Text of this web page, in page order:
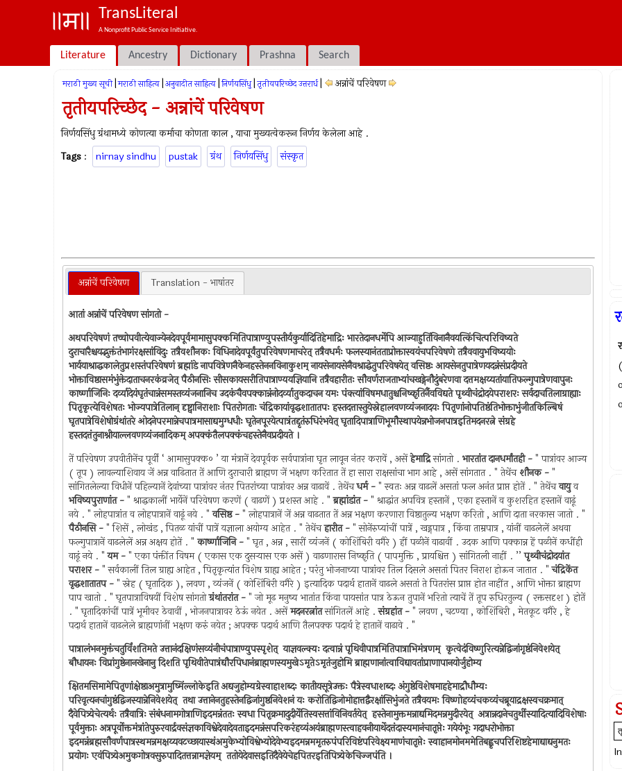
TransLiteral
A Nonprofit Public Service Initiative.
Literature Ancestry Dictionary Prashna Search
मराठी मुख्य सूची मराठी साहित्य अनुवादीत साहित्य निर्णयसिंधु तृतीयपरिच्छेद उत्तरार्ध अन्नांचें परिवेषण
तृतीयपरिच्छेद - अन्नांचें परिवेषण
निर्णयसिंधु ग्रंथामध्ये कोणत्या कर्माचा कोणता काल , याचा मुख्यत्वेकरून निर्णय केलेला आहे .
Tags : nirnay sindhu pustak ग्रंथ निर्णयसिंधु संस्कृत
अन्नांचें परिवेषण Translation - भाषांतर
आतां अन्नांचें परिवेषण सांगतो -
अथपरिवेषणं तच्चोपवीत्येवाज्येनदेवपूर्वमामासुपक्कमितिपात्राण्युपस्तीर्यकुर्यादितिहेमाद्रिः भारतेदानधर्मेपि आज्याहुतिंविनानैवयत्किंचित्परिविष्यते
दुराचारैश्चयद्भुक्तंतंभागंरक्षसांविदुः तत्रैवशौनकः विधिनादेवपूर्वंतुपरिवेषणमाचरेत् तत्रैवधर्मः फलस्यानंतताप्रोक्तास्वयंचपरिवेषणे तत्रैववायुभविष्ययोः
भार्ययाश्राद्धकालेतुप्रशस्तंपरिवेषणं ब्रह्मांडे नापवित्रेणनैकेनहस्तेननविनाकुशम् नायसेनायसेनैवश्राद्धेतुपरिवेषयेत् वसिष्ठः आयसेनतुपात्रेणयदन्नंसंप्रदीयते
भोक्ताविष्ठासमंभुंक्तेदाताचनरकंव्रजेत् पैठीनसिः सीसकायसरीतिपात्राण्ययज्ञियानि तत्रैवहारीतः सौवर्णराजताभ्यांचखड्गेनौदुंबरेणवा दत्तमक्षय्यतांयातिफल्गुपात्रेणवापुनः
कार्ष्णाजिनिः दर्व्यादेयंघृतंचान्नंसमस्तव्यंजनानिच उदकंचैवपक्कान्नंनोदर्व्यातुकदाचन यमः पंक्त्यांविषमधातुश्चनिष्कृतिर्नैवविद्यते पृथ्वीचंद्रोदयेपराशरः सर्वदाचतिलाग्राह्याः
पितृकृत्येविशेषतः भोज्यपात्रेतिलान् दृष्ट्वानिराशाः पितरोगताः चंद्रिकायांवृद्धशातातपः हस्तदत्तास्तुयेस्नेहालवणव्यंजनादयः पितृणांनोपतिष्ठंतिभोक्ताभुंजीतकिल्बिषं
घृतपात्रेविशेषोग्रंथांतरे ओदनेपरमान्नेचपात्रमासाद्यमुग्धधीः घृतेनपूरयेत्पात्रंतद्दृतंरुधिरंभवेत् घृतादिपात्राणिभूमौस्थापयेन्नभोजनपात्रइतिमदनरत्ने संग्रहे
हस्तदत्तंतुनाश्नीयाल्लवणव्यंजनादिकम् अपक्कंतैलपक्कंचहस्तेनैवप्रदीयते ।
तें परिवेषण उपवीतीनेंच पूर्वीं ‘ आमासुपक्क० ’ या मंत्रानें देवपूर्वक सर्वपात्रांना घृत लावून नंतर करावें , असेंहेमाद्रिसांगतो . भारतांत दानधर्मांतही -" पात्रांवर आज्य
( तूप ) लावल्याशिवाय जें अन्न वाढितात तें आणि दुराचारी ब्राह्मण जें भक्षण करितात तें हा सारा राक्षसांचा भाग आहे , असें सांगतात . " तेथेंचशौनक -"
सांगितलेल्या विधीनें पहिल्यानें देवांच्या पात्रांवर नंतर पितरांच्या पात्रांवर अन्न वाढावें . तेथेंचधर्म -" स्वतः अन्न वाढलें असतां फल अनंत प्राप्त होतें . " तेथेंचवायुव
भविष्यपुराणांत -" श्राद्धकालीं भार्येनें परिवेषण करणें ( वाढणें ) प्रशस्त आहे . "ब्रह्मांडांत -" श्राद्धांत अपवित्र हस्तानें , एका हस्तानें व कुशरहित हस्तानें वाढूं
नये . " लोहपात्रांत व लोहपात्रानें वाढूं नये . "वसिष्ठ -" लोहपात्रानें जें अन्न वाढतात तें अन्न भक्षण करणारा विष्ठातुल्य भक्षण करितो , आणि दाता नरकास जातो . "
पैठीनसि -" शिसें , लोखंड , पितळ यांचीं पात्रें यज्ञाला अयोग्य आहेत . " तेथेंचहारीत -" सोनेंरुप्यांचीं पात्रें , खड्गपात्र , किंवा ताम्रपात्र , यांनीं वाढलेलें अथवा
फल्गुपात्रानें वाढलेलें अन्न अक्षय होतें . " कार्ष्णाजिनि -" घृत , अन्न , सारीं व्यंजनें ( कोशिंबिरी वगैरे ) हीं पळीनें वाढावीं . उदक आणि पक्कान्न हें पळीनें कधींही
वाढूं नये . "यम -" एका पंक्तींत विषम ( एकास एक दुसर्‍यास एक असें ) वाढणारास निष्कृति ( पापमुक्ति , प्रायश्चित्त ) सांगितली नाहीं . ’’पृथ्वीचंद्रोदयांत
पराशर -" सर्वकालीं तिल ग्राह्य आहेत , पितृकृत्यांत विशेष ग्राह्य आहेत ; परंतु भोजनाच्या पात्रांवर तिल दिसले असतां पितर निराश होऊन जातात . "चंद्रिकेंत
वृद्धशातातप -" स्नेह ( घृतादिक ), लवण , व्यंजनें ( कोशिंबिरी वगैरे ) इत्यादिक पदार्थ हातानें वाढले असतां ते पितरांस प्राप्त होत नाहींत , आणि भोक्ता ब्राह्मण
पाप खातो . " घृतपात्राविषयीं विशेष सांगतोग्रंथांतरांत -" जो मूढ मनुष्य भातांत किंवा पायसांत पात्र ठेऊन तुपानें भरितो त्याचें तें तूप रुधिरतुल्य ( रक्तसदृश ) होतें
. " घृतादिकांचीं पात्रें भूमीवर ठेवावीं , भोजनपात्रावर ठेऊं नयेत . असेंमदनरत्नांतसांगितलें आहे .संग्रहांत -" लवण , चटण्या , कोशिंबिरी , मेतकूट वगैरे , हे
पदार्थ हातानें वाढलेले ब्राह्मणांनीं भक्षण करुं नयेत ; अपक्क पदार्थ आणि तैलपक्क पदार्थ हे हातानें वाढावे . "
पात्रालंभनमुक्तंचतुर्विंशतिमते उत्तानंदक्षिणंसव्यंनीचंपात्राण्युपस्पृशेत् ‍ याज्ञवल्क्यः दत्वान्नं पृथिवीपात्रमितिपात्राभिमंत्रणम् ‍ कृत्वेदंविष्णुरित्यन्नेद्विजांगृष्ठंनिवेशयेत् ‍
बौधायनः विप्रांगुष्ठेनानखेनानु दिशति पृथिवीतेपात्रंद्यौरपिधानंब्राह्मणस्यमुखे‍ऽमृते‍ऽमृतंजुहोमि ब्राह्मणानांत्वाविद्यावतांप्राणापानयोर्जुहोम्य
क्षितमसिमामेपितृणांक्षेष्ठाअमुत्रामुष्मिंल्लोकेइति अद्यजुहोम्यग्रेस्वाहाशब्दः कातीयसूत्रेउक्तः पैत्रेस्वधाशब्दः अंगुष्ठेविशेषमाहहेमाद्रौधौम्यः
परिवृत्यनचांगुष्ठंद्विजस्यान्नेनिवेशयेत् ‍ तथा उत्तानेनतुहस्तेनद्विजांगुष्ठनिवेशनं यः करोतिद्विजोमोहात्तद्वैरक्षांसिभुंजते तत्रैवयमः विष्णोहव्यंचकव्यंचब्रूयाद्रक्षस्वचक्रमात् ‍
दैवेपित्र्येचेत्यर्थः तत्रैवात्रिः संबंधनामगोत्राणिइदमन्नंततः स्वधा पितृक्रमादुदीर्येतिस्वसत्तांविनिवर्तयेत् ‍ हस्तेनामुक्तमन्नाद्यमिदमन्नमुदीरयेत् ‍ अत्रान्नदानेचतुर्थीस्यादित्यादिविशेषाः
पूर्वमुक्ताः अत्रपूर्वोक्तमंत्रांतेपुरुरवार्द्रवसंज्ञकाविश्वेदेवादेवताइदमन्नंसपरिकरंहव्यंअयंब्राह्मणस्त्वाहवनीयार्थेदत्तंदास्यमानंचातृप्तेः गयेयंभूः गदाधरोभोक्ता
इदमन्नंब्रह्मसौवर्णपात्रस्थमन्नमक्षय्यवटच्छायास्थंअमुकेभ्योविश्वेभ्योदेवेभ्यइदमन्नममृतरुपंपरिविष्टंपरिवेक्ष्यमाणंचातृप्तेः स्वाहानमोनममेतिबह्वृचपरिशिष्टहेमाद्याद्यनुमतः
प्रयोगः एवंपित्र्येअमुकगोत्रवसुरुपादितत्तन्नामज्ञेयम् ‍ ततोयेदेवासइतिदैवेयेचेहपितरइतिपित्र्येकेचिज्जपंति ।